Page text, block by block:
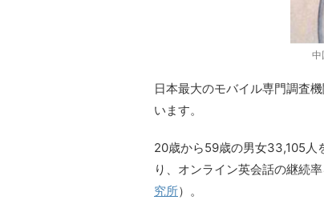
中
日本最大のモバイル専門調査
います。
20歳から59歳の男女33,105人
り、オンライン英会話の継続
究所）。